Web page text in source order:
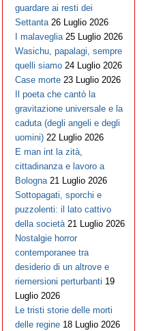
guardare ai resti dei
Settanta 26 Luglio 2026
I malaveglia 25 Luglio 2026
Wasichu, papalagi, sempre
quelli siamo 24 Luglio 2026
Case morte 23 Luglio 2026
Il poeta che cantò la
gravitazione universale e la
caduta (degli angeli e degli
uomini) 22 Luglio 2026
E man int la zità,
cittadinanza e lavoro a
Bologna 21 Luglio 2026
Sottopagati, sporchi e
puzzolenti: il lato cattivo
della società 21 Luglio 2026
Nostalgie horror
contemporanee tra
desiderio di un altrove e
riemersioni perturbanti 19
Luglio 2026
Le tristi storie delle morti
delle regine 18 Luglio 2026